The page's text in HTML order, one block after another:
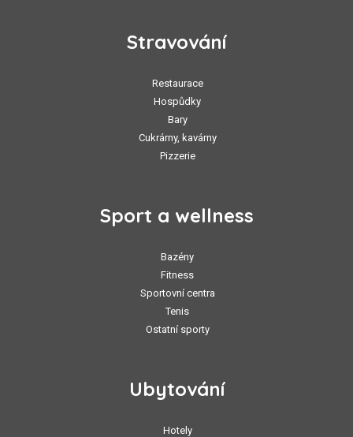
Stravování
Restaurace
Hospůdky
Bary
Cukrárny, kavárny
Pizzerie
Sport a wellness
Bazény
Fitness
Sportovní centra
Tenis
Ostatní sporty
Ubytování
Hotely